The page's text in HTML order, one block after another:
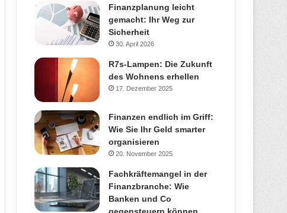
Finanzplanung leicht
gemacht: Ihr Weg zur
Sicherheit
30. April 2026
R7s-Lampen: Die Zukunft
des Wohnens erhellen
17. Dezember 2025
Finanzen endlich im Griff:
Wie Sie Ihr Geld smarter
organisieren
20. November 2025
Fachkräftemangel in der
Finanzbranche: Wie
Banken und Co